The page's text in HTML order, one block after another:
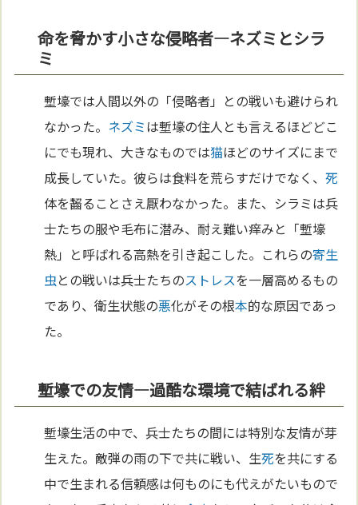
命を脅かす小さな侵略者—ネズミとシラ
ミ
塹壕では人間以外の「侵略者」との戦いも避けられ
なかった。 ネズミは塹壕の住人とも言えるほどどこ
にでも現れ、大きなものでは猫ほどのサイズにまで
成長していた。彼らは食料を荒らすだけでなく、死
体を齧ることさえ厭わなかった。また、シラミは兵
士たちの服や毛布に潜み、耐え難い痒みと「塹壕
熱」と呼ばれる高熱を引き起こした。これらの寄生
虫との戦いは兵士たちのストレスを一層高めるもの
であり、衛生状態の悪化がその根本的な原因であっ
た。
塹壕での友情—過酷な環境で結ばれる絆
塹壕生活の中で、兵士たちの間には特別な友情が芽
生えた。敵弾の雨の下で共に戦い、生死を共にする
中で生まれる信頼感は何ものにも代えがたいもので